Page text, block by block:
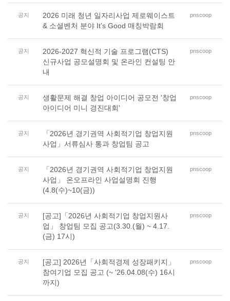
공지
2026 미래 청년 일자리사업 제로웨이스트
& 소셜벤처 분야 It’s Good 매칭박람회
pnscoop
공지
2026-2027 혁신적 기술 프로그램(CTS)
신규사업 공모설명회 및 온라인 컨설팅 안
내
pnscoop
공지
생활문제 해결 창업 아이디어 공모전 '창업
아이디어 미니 경진대회'
pnscoop
공지
「2026년 경기권역 사회적기업 창업지원
사업」서류심사 통과 창업팀 공고
pnscoop
공지
「2026년 경기권역 사회적기업 창업지원
사업」 온오프라인 사업설명회 진행
(4.8(수)~10(금))
pnscoop
공지
[공고]「2026년 사회적기업 창업지원사
업」 창업팀 모집 공고(3.30.(월) ~ 4.17.
(금) 17시)
pnscoop
공지
[공고] 2026년「사회적경제 성장패키지」
참여기업 모집 공고 (~ '26.04.08(수) 16시
까지)
pnscoop